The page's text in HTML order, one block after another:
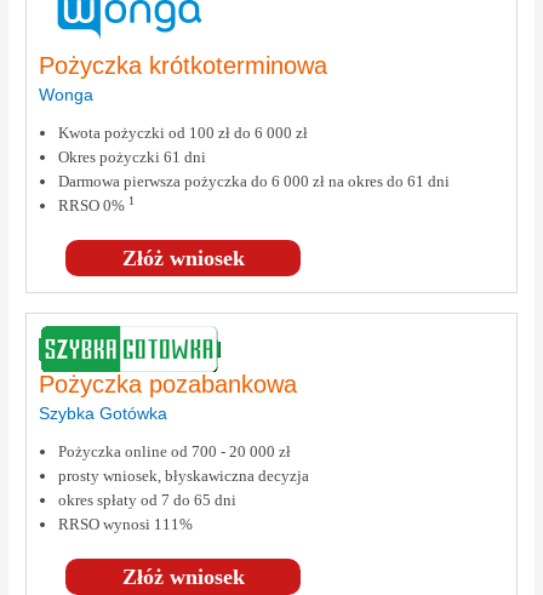
Pożyczka krótkoterminowa
Wonga
Złóż wniosek
Kwota pożyczki od 100 zł do 6 000 zł
Okres pożyczki 61 dni
Darmowa pierwsza pożyczka do 6 000 zł na okres do 61 dni
RRSO 0% 1
Pożyczka pozabankowa
Szybka Gotówka
Złóż wniosek
Pożyczka online od 700 - 20 000 zł
prosty wniosek, błyskawiczna decyzja
okres spłaty od 7 do 65 dni
RRSO wynosi 111%